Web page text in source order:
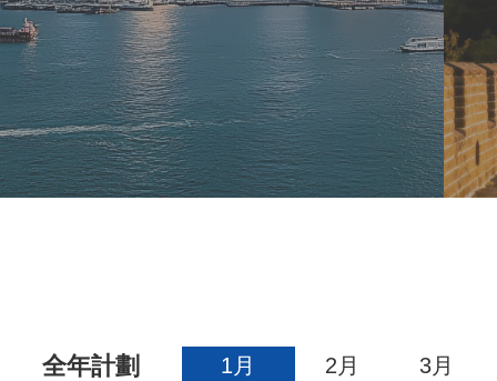
全年計劃 1月 2月 3月